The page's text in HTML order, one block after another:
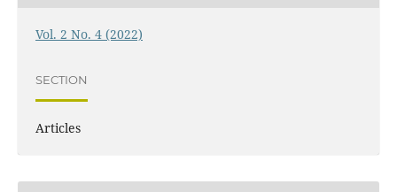
Vol. 2 No. 4 (2022)
SECTION
Articles